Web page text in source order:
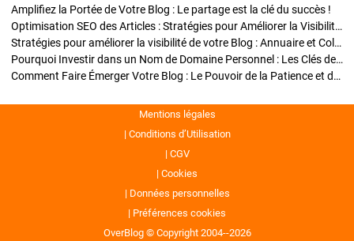
Amplifiez la Portée de Votre Blog : Le partage est la clé du succès !
Optimisation SEO des Articles : Stratégies pour Améliorer la Visibilité de Votre Blog
Stratégies pour améliorer la visibilité de votre Blog : Annuaire et Collaborations
Pourquoi Investir dans un Nom de Domaine Personnel : Les Clés de la Réussite de Votre Blog
Comment Faire Émerger Votre Blog : Le Pouvoir de la Patience et de la Persévérance
Mentions légales
Conditions d’Utilisation
CGV
Cookies
Données personnelles
Préférences cookies
OverBlog © Copyright 2004--2026